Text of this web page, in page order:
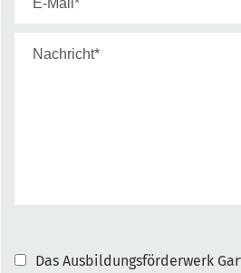
Das Ausbildungsförderwerk